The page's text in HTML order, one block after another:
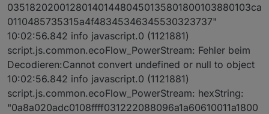
0351820200128014014480450135801800103880103ca
0110485735315a4f48345346345530323737"
10:02:56.842 info javascript.0 (1121881)
script.js.common.ecoFlow_PowerStream: Fehler beim
Decodieren:Cannot convert undefined or null to object
10:02:56.842 info javascript.0 (1121881)
script.js.common.ecoFlow_PowerStream: hexString:
"0a8a020adc0108ffff031222088096a1a60610011a1800